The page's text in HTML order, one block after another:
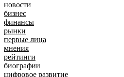
новости
бизнес
финансы
рынки
первые лица
мнения
рейтинги
биографии
цифровое развитие